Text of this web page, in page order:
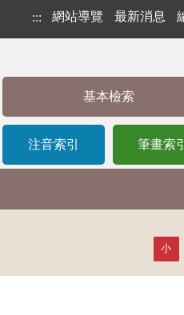
::: 網站導覽 最新消息
基本檢索
注音索引 筆畫索引
小